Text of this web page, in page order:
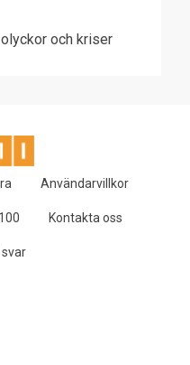
och kriser
Användarvillkor
Kontakta oss
svar